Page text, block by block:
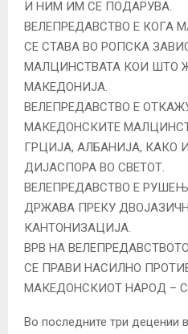
И НИМ ИМ СЕ ПОДАРУВА.
ВЕЛЕПРЕДАВСТВО Е КОГА
СЕ СТАВА ВО РОПСКА
МАЛЦИНСТВАТА КОИ ШТО
МАКЕДОНИЈА.
ВЕЛЕПРЕДАВСТВО Е
МАКЕДОНСКИТЕ
ГРЦИЈА, АЛБАНИЈА, КАКО
ДИЈАСПОРА ВО СВЕТОТ.
ВЕЛЕПРЕДАВСТВО Е
ДРЖАВА ПРЕКУ
КАНТОНИЗАЦИЈА.
ВРВ НА
СЕ ПРАВИ НАСИЛНО
МАКЕДОНСКИОТ НАРОД –
Во последните три децении